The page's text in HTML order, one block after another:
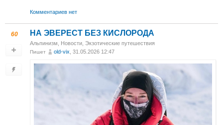
Комментариев нет
60 НА ЭВЕРЕСТ БЕЗ КИСЛОРОДА
Альпинизм Новости Экзотические путешествия
Пишет old-vix , 31.05.2026 12:47